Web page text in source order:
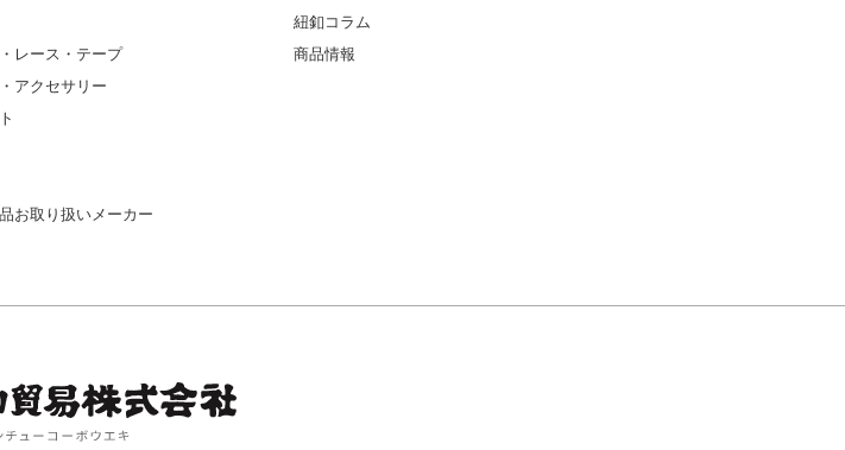
レース・テープ
アクセサリー
お取り扱いメーカー
紐釦コラム
商品情報